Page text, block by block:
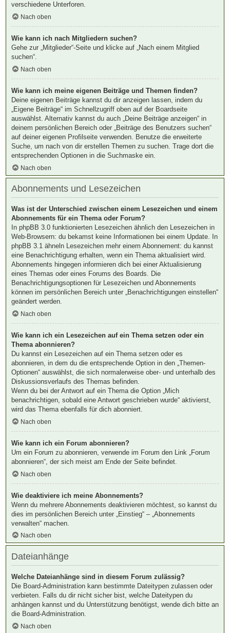
verschiedene Unterforen.
Nach oben
Wie kann ich nach Mitgliedern suchen?
Gehe zur „Mitglieder“-Seite und klicke auf „Nach einem Mitglied
suchen“.
Nach oben
Wie kann ich meine eigenen Beiträge und Themen finden?
Deine eigenen Beiträge kannst du dir anzeigen lassen, indem du
„Eigene Beiträge“ im Schnellzugriff oben auf der Boardseite
auswählst. Alternativ kannst du auch „Deine Beiträge anzeigen“ in
deinem persönlichen Bereich oder „Beiträge des Benutzers suchen“
auf deiner eigenen Profilseite verwenden. Benutze die erweiterte
Suche, um nach von dir erstellen Themen zu suchen. Trage dort die
entsprechenden Optionen in die Suchmaske ein.
Nach oben
Abonnements und Lesezeichen
Was ist der Unterschied zwischen einem Lesezeichen und einem
Abonnements für ein Thema oder Forum?
In phpBB 3.0 funktionierten Lesezeichen ähnlich den Lesezeichen in
Web-Browsern: du bekamst keine Informationen bei einem Update. In
phpBB 3.1 ähneln Lesezeichen mehr einem Abonnement: du kannst
eine Benachrichtigung erhalten, wenn ein Thema aktualisiert wird.
Abonnements hingegen informieren dich bei einer Aktualisierung
eines Themas oder eines Forums des Boards. Die
Benachrichtigungsoptionen für Lesezeichen und Abonnements
können im persönlichen Bereich unter „Benachrichtigungen einstellen“
geändert werden.
Nach oben
Wie kann ich ein Lesezeichen auf ein Thema setzen oder ein
Thema abonnieren?
Du kannst ein Lesezeichen auf ein Thema setzen oder es
abonnieren, in dem du die entsprechende Option in den „Themen-
Optionen“ auswählst, die sich normalerweise ober- und unterhalb des
Diskussionsverlaufs des Themas befinden.
Wenn du bei der Antwort auf ein Thema die Option „Mich
benachrichtigen, sobald eine Antwort geschrieben wurde“ aktivierst,
wird das Thema ebenfalls für dich abonniert.
Nach oben
Wie kann ich ein Forum abonnieren?
Um ein Forum zu abonnieren, verwende im Forum den Link „Forum
abonnieren“, der sich meist am Ende der Seite befindet.
Nach oben
Wie deaktiviere ich meine Abonnements?
Wenn du mehrere Abonnements deaktivieren möchtest, so kannst du
dies im persönlichen Bereich unter „Einstieg“ – „Abonnements
verwalten“ machen.
Nach oben
Dateianhänge
Welche Dateianhänge sind in diesem Forum zulässig?
Die Board-Administration kann bestimmte Dateitypen zulassen oder
verbieten. Falls du dir nicht sicher bist, welche Dateitypen du
anhängen kannst und du Unterstützung benötigst, wende dich bitte an
die Board-Administration.
Nach oben